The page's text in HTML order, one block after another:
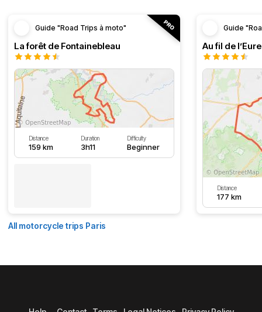
Guide "Road Trips à moto"
La forêt de Fontainebleau
Distance
159 km
Duration
3h11
Difficulty
Beginner
Guide
Au fil de l’Eure
Distance
177 km
All motorcycle trips Paris